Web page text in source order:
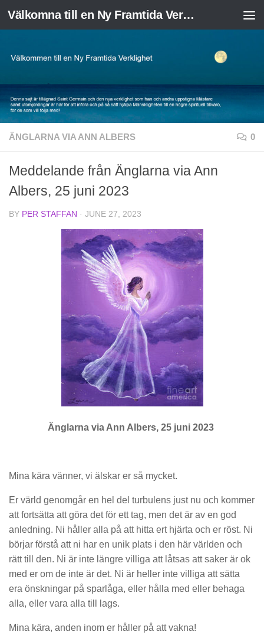
Skip to content Välkomna till en Ny Framtida Verklighet
ÄNGLARNA VIA ANN ALBERS 0
Meddelande från Änglarna via Ann
Albers, 25 juni 2023
BY PER STAFFAN · JUNE 27, 2023
Änglarna via Ann Albers, 25 juni 2023
Mina kära vänner, vi älskar er så mycket.
Er värld genomgår en hel del turbulens just nu och kommer
att fortsätta att göra det för ett tag, men det är av en god
anledning. Ni håller alla på att hitta ert hjärta och er röst. Ni
börjar förstå att ni har en unik plats i den här världen och
rätt till den. Ni är inte längre villiga att låtsas att saker är ok
med er om de inte är det. Ni är heller inte villiga att sätta
era önskningar på sparlåga, eller hålla med eller behaga
alla, eller vara alla till lags.
Mina kära, anden inom er håller på att vakna!